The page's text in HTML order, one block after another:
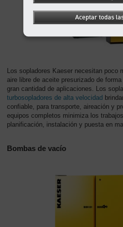
Los sopladores Kaeser necesitan poco
aire libre de aceite presurizado de
gran cantidad de aplicaciones. Los
turbosopladores de alta velocidad
confiable, para transporte, aireación y
equipos completos minimiza los
planificación, instalación y puesta en
Bombas de vacío
Aceptar todas